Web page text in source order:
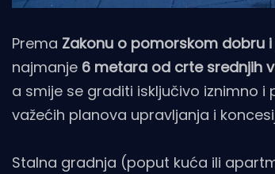
Prema Zakonu o pomorskom dobru
najmanje 6 metara od crte srednjih
a smije se graditi isključivo iznimno
važećih planova upravljanja i
Stalna gradnja (poput kuća ili